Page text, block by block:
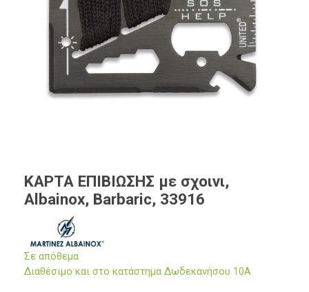
ΚΑΡΤΑ ΕΠΙΒΙΩΣΗΣ με σχοινι,
Albainox, Barbaric, 33916
Σε απόθεμα
Διαθέσιμο και στο κατάστημα Δωδεκανήσου 10Α